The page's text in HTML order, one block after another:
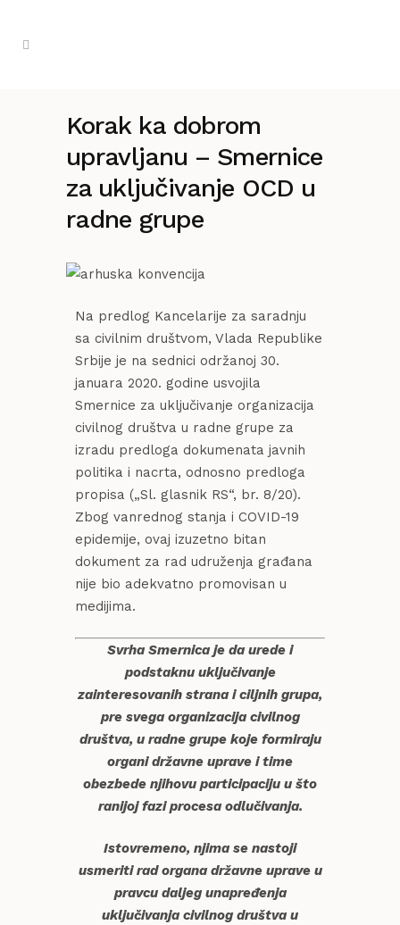
Korak ka dobrom
upravljanu – Smernice
za uključivanje OCD u
radne grupe
Na predlog Kancelarije za saradnju
sa civilnim društvom, Vlada Republike
Srbije je na sednici održanoj 30.
januara 2020. godine usvojila
Smernice za uključivanje organizacija
civilnog društva u radne grupe za
izradu predloga dokumenata javnih
politika i nacrta, odnosno predloga
propisa („Sl. glasnik RS“, br. 8/20).
Zbog vanrednog stanja i COVID-19
epidemije, ovaj izuzetno bitan
dokument za rad udruženja građana
nije bio adekvatno promovisan u
medijima.
Svrha Smernica je da urede i
podstaknu uključivanje
zainteresovanih strana i ciljnih grupa,
pre svega organizacija civilnog
društva, u radne grupe koje formiraju
organi državne uprave i time
obezbede njihovu participaciju u što
ranijoj fazi procesa odlučivanja.
Istovremeno, njima se nastoji
usmeriti rad organa državne uprave u
pravcu daljeg unapređenja
uključivanja civilnog društva u